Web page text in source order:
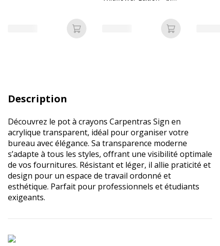
Ajouter au panier Ajouter au
Description
Découvrez le pot à crayons Carpentras Sign en
acrylique transparent, idéal pour organiser votre
bureau avec élégance. Sa transparence moderne
s’adapte à tous les styles, offrant une visibilité optimale
de vos fournitures. Résistant et léger, il allie praticité et
design pour un espace de travail ordonné et
esthétique. Parfait pour professionnels et étudiants
exigeants.